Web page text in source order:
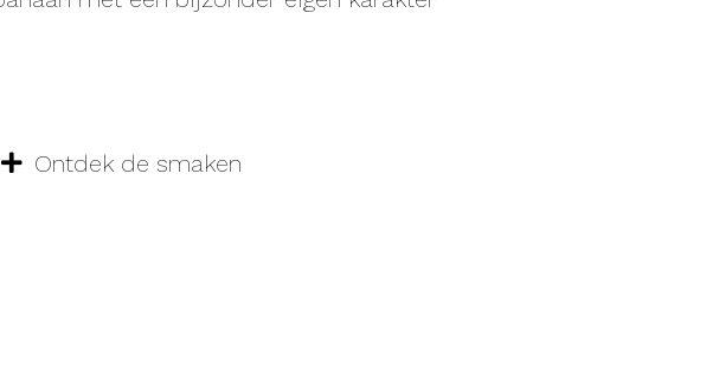
Ontdek de smaken